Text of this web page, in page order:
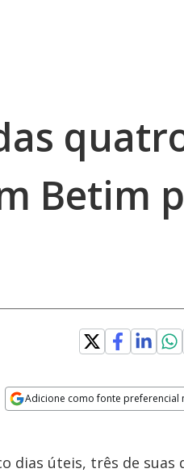
Betim
Adicione como fonte preferencial
dias úteis, três de suas